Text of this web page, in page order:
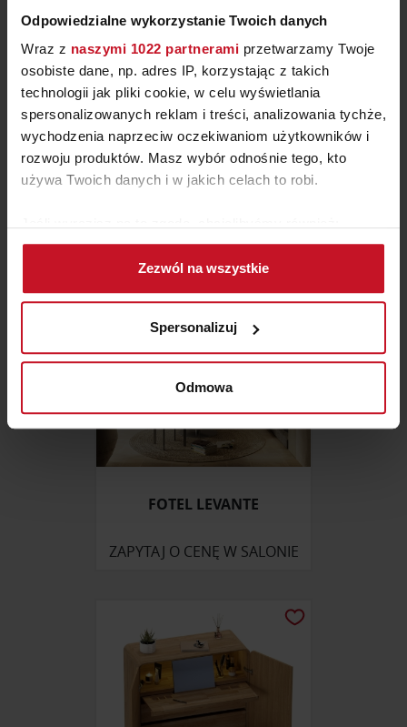
Odpowiedzialne wykorzystanie Twoich danych
Wraz z naszymi 1022 partnerami przetwarzamy Twoje
osobiste dane, np. adres IP, korzystając z takich
technologii jak pliki cookie, w celu wyświetlania
spersonalizowanych reklam i treści, analizowania tychże,
wychodzenia naprzeciw oczekiwaniom użytkowników i
rozwoju produktów. Masz wybór odnośnie tego, kto
używa Twoich danych i w jakich celach to robi.
Gromadzić dane dotyczące Twojej lokalizacji
geograficznej z dokładnością nawet do kilku metrów
Identyfikować Twoje urządzenie, aktywnie
(fingerprinting, czyli wirtualny odcisk palca)
Dowiedz się więcej odnośnie tego, jak Twoje osobiste
dane są przetwarzane oraz ustaw własne preferencje w
zmienić lub wycofać swoją zgodę w dowolnej chwili.
Wykorzystujemy pliki cookie do spersonalizowania treści
analizować ruch w naszej witrynie. Informacje o tym, jak
społecznościowym, reklamowym i analitycznym.
Zezwól na wszystkie
Spersonalizuj
Odmowa
FOTEL VOCALE
FOTEL LEVANTE
ZAPYTAJ O CENĘ W SALONIE